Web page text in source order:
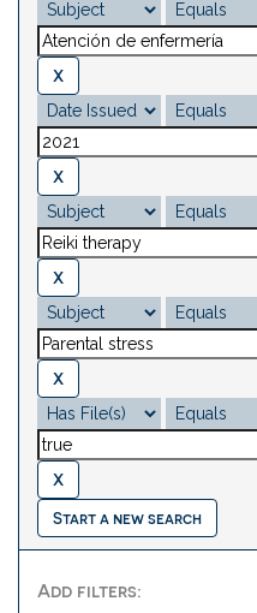
Start a new search
Add filters: